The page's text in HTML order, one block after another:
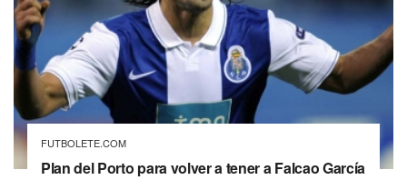
FUTBOLETE.COM
Plan del Porto para volver a tener a Falcao García